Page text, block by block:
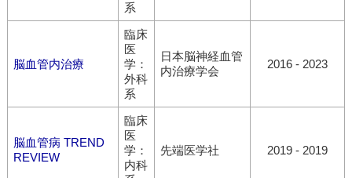
系
脳血管内治療
臨床
医
学：
外科
系
日本脳神経血管
内治療学会
2016 - 2023
脳血管病 TREND
REVIEW
臨床
医
学：
内科
先端医学社 2019 - 2019